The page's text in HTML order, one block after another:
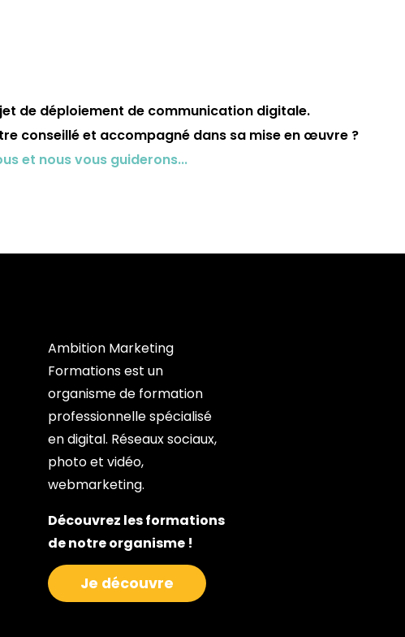
de déploiement de communication digitale.
conseillé et accompagné dans sa mise en œuvre ?
et nous vous guiderons...
Ambition Marketing
Formations est un
organisme de formation
professionnelle spécialisé
en digital. Réseaux sociaux,
photo et vidéo,
webmarketing.
Découvrez les formations
de notre organisme !
Je découvre